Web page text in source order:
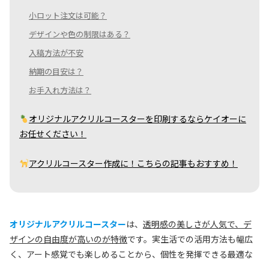
小ロット注文は可能？
デザインや色の制限はある？
入稿方法が不安
納期の目安は？
お手入れ方法は？
オリジナルアクリルコースターを印刷するならケイオーに
お任せください！
アクリルコースター作成に！こちらの記事もおすすめ！
オリジナルアクリルコースターは、 透明感の美しさが人気で、デ
ザインの自由度が高いのが特徴です。実生活での活用方法も幅広
く、アート感覚でも楽しめることから、個性を発揮できる最適な